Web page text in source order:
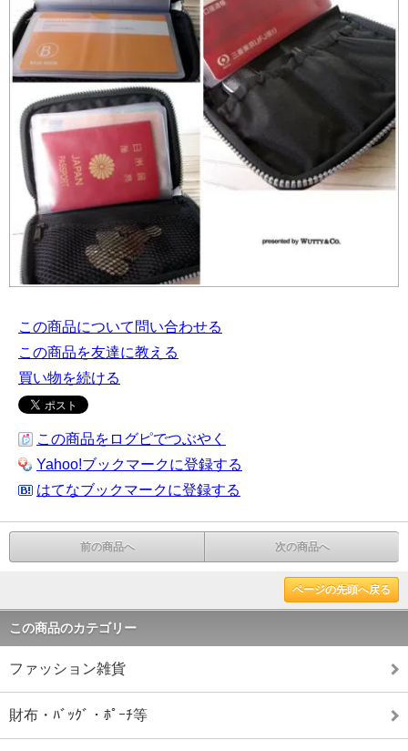
この商品について問い合わせる
この商品を友達に教える
買い物を続ける
この商品をログピでつぶやく
Yahoo!ブックマークに登録する
はてなブックマークに登録する
前の商品へ 次の商品へ
ページの先頭へ戻る
この商品のカテゴリー
ファッション雑貨
財布・ﾊﾞｯｸﾞ・ﾎﾟｰﾁ等